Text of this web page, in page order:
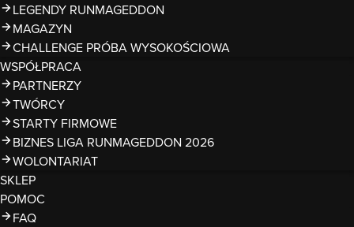
LEGENDY RUNMAGEDDON
MAGAZYN
CHALLENGE PRÓBA WYSOKOŚCIOWA
WSPÓŁPRACA
PARTNERZY
TWÓRCY
STARTY FIRMOWE
BIZNES LIGA RUNMAGEDDON 2026
WOLONTARIAT
SKLEP
POMOC
FAQ